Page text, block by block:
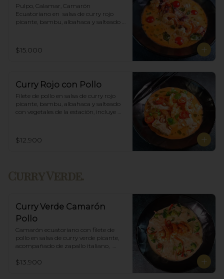
Pulpo, Calamar, Camarón
Ecuatoriano en  salsa de curry rojo
picante, bambu, albahaca y salteado
$15.000
Curry Rojo con Pollo
Filete de pollo en salsa de curry rojo
picante, bambu, albahaca y salteado
con vegetales de la estación, incluye
$12.900
Curry Verde.
Curry Verde Camarón
Pollo
Camarón ecuatoriano con filete de
pollo en salsa de curry verde picante,
acompañado de zapallo italiano,
arroz blanco.
$13.900